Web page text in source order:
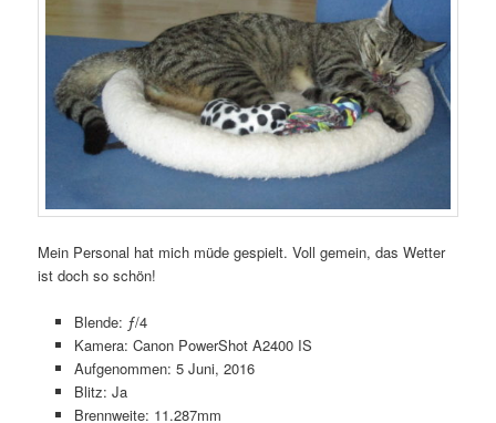
Mein Personal hat mich müde gespielt. Voll gemein, das Wetter
ist doch so schön!
Blende: ƒ/4
Kamera: Canon PowerShot A2400 IS
Aufgenommen: 5 Juni, 2016
Blitz: Ja
Brennweite: 11.287mm